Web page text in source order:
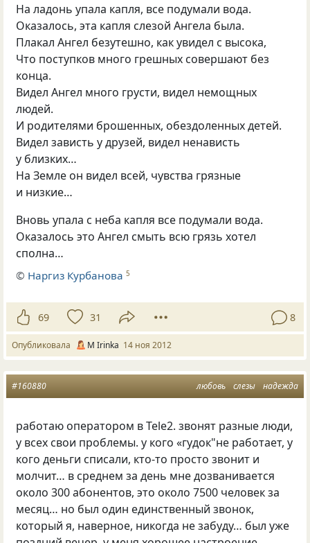
На ладонь упала капля, все подумали вода.
Оказалось, эта капля слезой Ангела была.
Плакал Ангел безутешно, как увидел с высока,
Что поступков много грешных совершают без
конца.
Видел Ангел много грусти, видел немощных
людей.
И родителями брошенных, обездоленных детей.
Видел зависть у друзей, видел ненависть
у близких…
На Земле он видел всей, чувства грязные
и низкие…
Вновь упала с неба капля все подумали вода.
Оказалось это Ангел смыть всю грязь хотел
сполна…
© Наргиз Курбанова 5
69 31 8
Опубликовала М Irinka 14 ноя 2012
любовь слезы надежда
#160880
работаю оператором в Теle2. звонят разные люди,
у всех свои проблемы. у кого «гудок"не работает, у
кого деньги списали, кто-то просто звонит и
молчит… в среднем за день мне дозванивается
около 300 абонентов, это около 7500 человек за
месяц… но был один единственный звонок,
который я, наверное, никогда не забуду… был уже